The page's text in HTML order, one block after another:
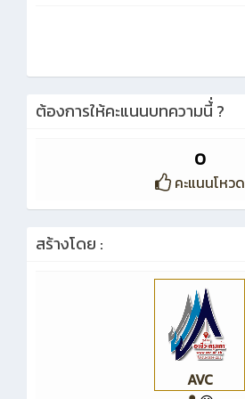
ต้องการให้คะแนนบทความนี้่ ?
0
คะแนนโหวด
สร้างโดย :
AVC